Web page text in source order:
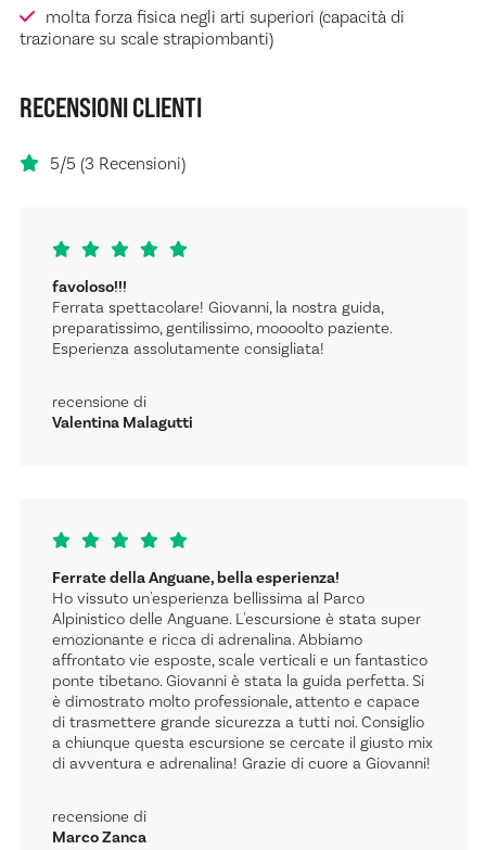
molta forza fisica negli arti superiori (capacità di
trazionare su scale strapiombanti)
RECENSIONI CLIENTI
5/5 (3 Recensioni)
favoloso!!!
Ferrata spettacolare! Giovanni, la nostra guida,
preparatissimo, gentilissimo, moooolto paziente.
Esperienza assolutamente consigliata!
recensione di
Valentina Malagutti
Ferrate della Anguane, bella esperienza!
Ho vissuto un'esperienza bellissima al Parco
Alpinistico delle Anguane. L'escursione è stata super
emozionante e ricca di adrenalina. Abbiamo
affrontato vie esposte, scale verticali e un fantastico
ponte tibetano. Giovanni è stata la guida perfetta. Si
è dimostrato molto professionale, attento e capace
di trasmettere grande sicurezza a tutti noi. Consiglio
a chiunque questa escursione se cercate il giusto mix
di avventura e adrenalina! Grazie di cuore a Giovanni!
recensione di
Marco Zanca